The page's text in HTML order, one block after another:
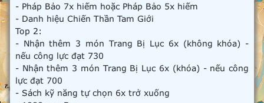
- Pháp Bảo 7x hiếm hoặc Pháp Bảo 5x hiếm
- Danh hiệu Chiến Thần Tam Giới
Top 2:
- Nhận thêm 3 món Trang Bị Lục 6x (không khóa) -
nếu công lực đạt 730
- Nhận thêm 3 món Trang Bị Lục 6x (khóa) - nếu công
lực đạt 700
- Sách kỹ năng tự chọn 6x trở xuống